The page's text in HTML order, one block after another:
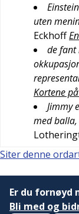
uten
Eckhoff
de fant
Kortene
Jimmy
med
Siter denne
Er du fornøyd
Bli med og